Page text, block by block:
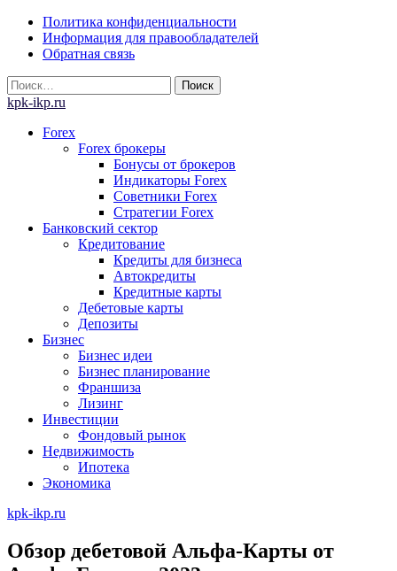
Skip
content
Политика конфиденциальности
Информация для правообладателей
Обратная связь
Найти:
kpk-ikp.ru
Forex
Forex брокеры
Бонусы от брокеров
Индикаторы Forex
Советники Forex
Стратегии Forex
Банковский сектор
Кредитование
Кредиты для бизнеса
Автокредиты
Кредитные карты
Дебетовые карты
Депозиты
Бизнес
Бизнес идеи
Бизнес планирование
Франшиза
Лизинг
Инвестиции
Фондовый рынок
Недвижимость
Ипотека
Экономика
kpk-ikp.ru
Обзор дебетовой Альфа-Карты от